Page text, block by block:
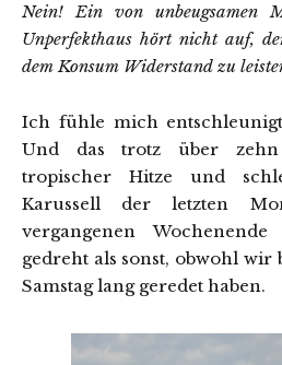
Nein! Ein von unbeugsamen
Unperfekthaus hört nicht auf,
dem Konsum Widerstand zu
Ich fühle mich
Und das trotz über zehn
tropischer Hitze und
Karussell der letzten
vergangenen
gedreht als sonst, obwohl wir
Samstag lang geredet haben.